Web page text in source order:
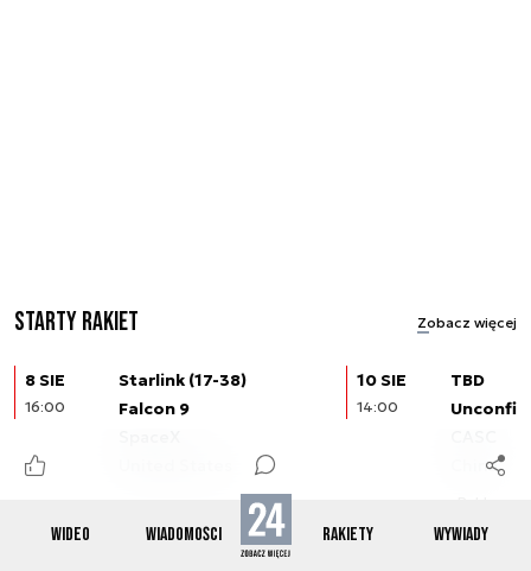
WIDEO WIADOMOŚCI RAKIETY WYWIADY
Starty rakiet Zobacz więcej
8 SIE
16:00
Starlink (17-38)
Falcon 9
10 SIE
14:00
TBD
China